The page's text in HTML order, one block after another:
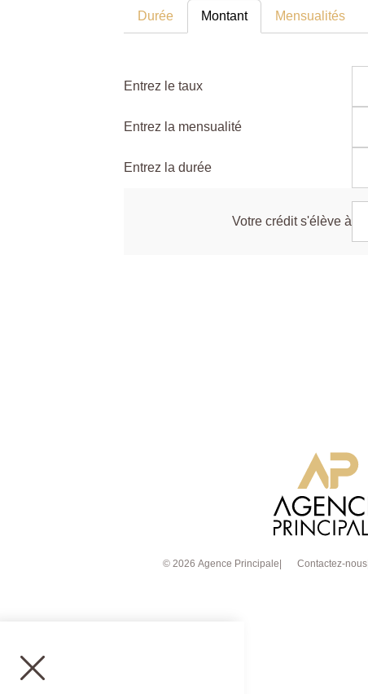
Durée Montant Mensualités
Entrez le taux
Entrez la mensualité
Entrez la durée
Votre crédit s'élève à
© 2026 Agence Principale Contactez-nous